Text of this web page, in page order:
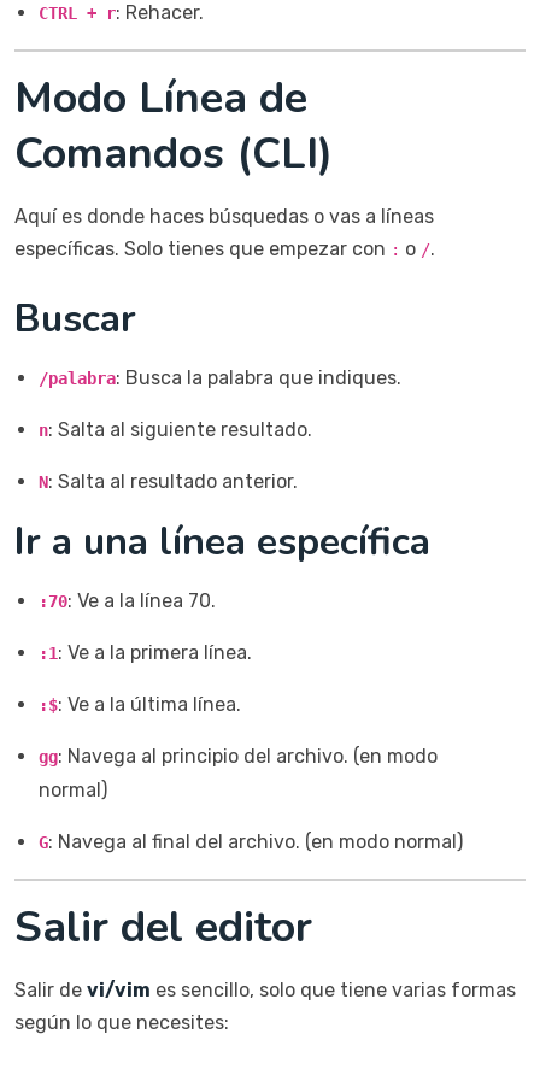
CTRL + r: Rehacer.
Modo Línea de
Comandos (CLI)
Aquí es donde haces búsquedas o vas a líneas
específicas. Solo tienes que empezar con : o /.
Buscar
/palabra: Busca la palabra que indiques.
n: Salta al siguiente resultado.
N: Salta al resultado anterior.
Ir a una línea específica
:70: Ve a la línea 70.
:1: Ve a la primera línea.
:$: Ve a la última línea.
gg: Navega al principio del archivo. (en modo
normal)
G: Navega al final del archivo. (en modo normal)
Salir del editor
Salir de vi/vim es sencillo, solo que tiene varias formas
según lo que necesites: